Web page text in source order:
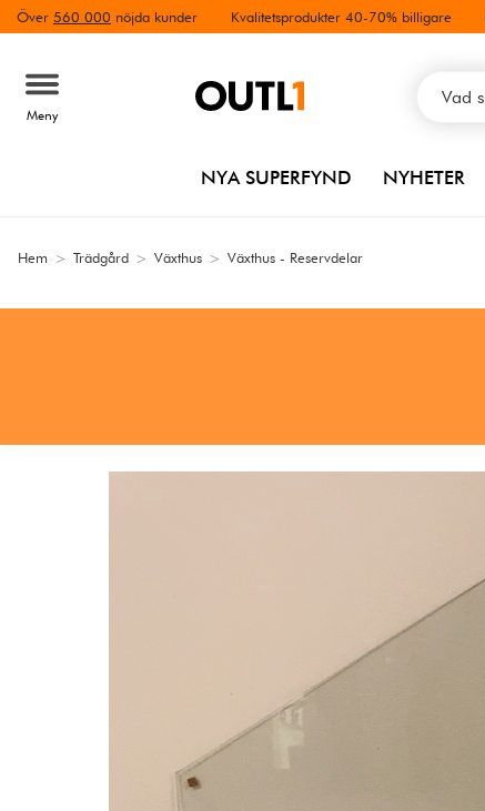
Över 560 000 nöjda kunder Kvalitetsprodukter 40-70% billigare
Meny
NYA SUPERFYND NYHETER
Hem > Trädgård > Växthus > Växthus - Reservdelar